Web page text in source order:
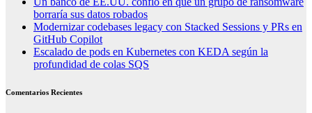
borraría sus datos robados
Modernizar codebases legacy con Stacked Sessions y PRs en
GitHub Copilot
Escalado de pods en Kubernetes con KEDA según la
profundidad de colas SQS
Comentarios Recientes